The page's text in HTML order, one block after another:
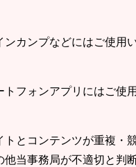
カンプなどにはご使用
フォンアプリにはご使
とコンテンツが重複・
他当事務局が不適切と判